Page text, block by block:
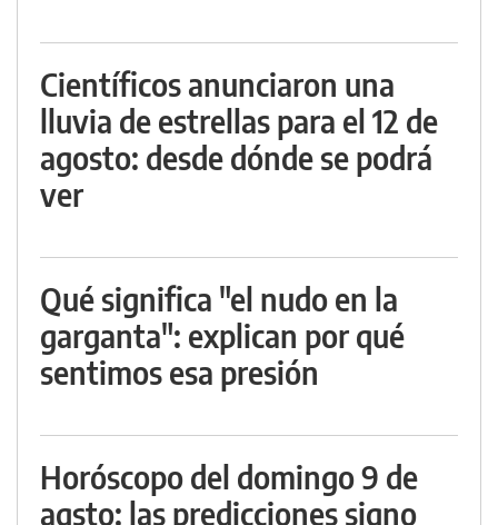
Científicos anunciaron una
lluvia de estrellas para el 12 de
agosto: desde dónde se podrá
ver
Qué significa "el nudo en la
garganta": explican por qué
sentimos esa presión
Horóscopo del domingo 9 de
agsto: las predicciones signo